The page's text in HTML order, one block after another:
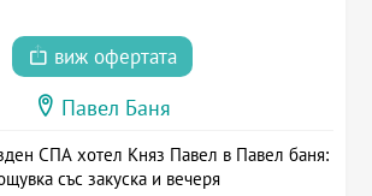
виж офертата
Павел Баня
СПА хотел Княз Павел в Павел баня:
със закуска и вечеря